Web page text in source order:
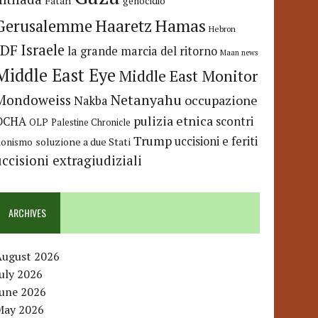
HaaretzHamas Hebron
Israele la grande marcia del ritorno Maan news
East Eye Middle East Monitor
Nakba Netanyahu occupazione
OLP Palestine Chronicle pulizia etnica scontri
soluzione a due Stati Trumpuccisioni e feriti
extragiudiziali
ARCHIVES
2026
2026
2026
2026